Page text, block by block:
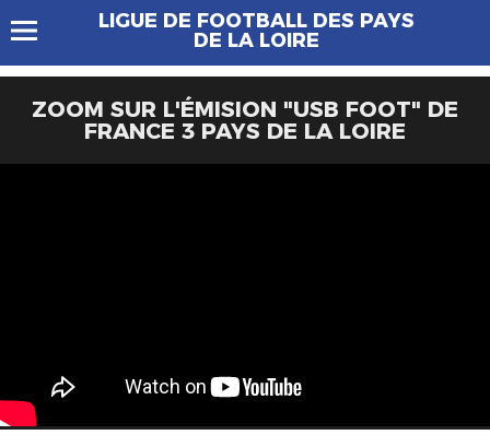
LIGUE DE FOOTBALL DES PAYS
DE LA LOIRE
ZOOM SUR L'ÉMISION "USB FOOT" DE
FRANCE 3 PAYS DE LA LOIRE